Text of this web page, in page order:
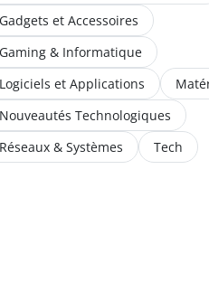
et Accessoires
& Informatique
et Applications
Technologiques
& Systèmes
Tech